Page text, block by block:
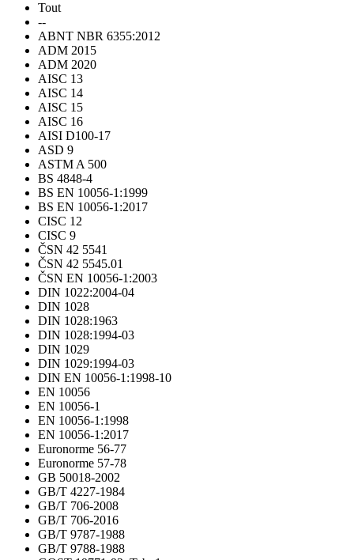
Tout
--
ABNT NBR 6355:2012
ADM 2015
ADM 2020
AISC 13
AISC 14
AISC 15
AISC 16
AISI D100-17
ASD 9
ASTM A 500
BS 4848-4
BS EN 10056-1:1999
BS EN 10056-1:2017
CISC 12
CISC 9
ČSN 42 5541
ČSN 42 5545.01
ČSN EN 10056-1:2003
DIN 1022:2004-04
DIN 1028
DIN 1028:1963
DIN 1028:1994-03
DIN 1029
DIN 1029:1994-03
DIN EN 10056-1:1998-10
EN 10056
EN 10056-1
EN 10056-1:1998
EN 10056-1:2017
Euronorme 56-77
Euronorme 57-78
GB 50018-2002
GB/T 4227-1984
GB/T 706-2008
GB/T 706-2016
GB/T 9787-1988
GB/T 9788-1988